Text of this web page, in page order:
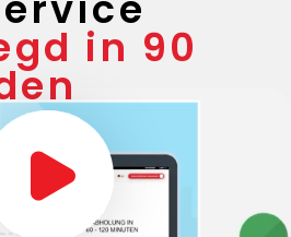
in 90